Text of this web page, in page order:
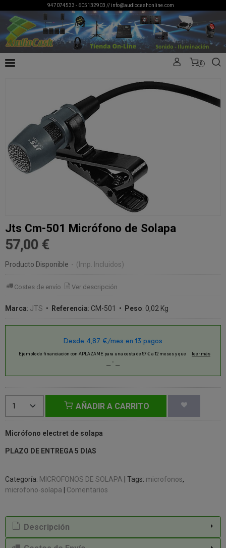
947074533 - 605132903 // info@audiocashonline.com
0
Jts Cm-501 Micrófono de Solapa
57,00 €
Producto Disponible - (Imp. Incluidos)
Costes de envío Ver descripción
Marca: JTS • Referencia: CM-501 • Peso: 0,02 Kg
AÑADIR A CARRITO
Micrófono electret de solapa
PLAZO DE ENTREGA 5 DIAS
Categoría: MICROFONOS DE SOLAPA Tags: microfonos
microfono-solapa
Comentarios
Descripción